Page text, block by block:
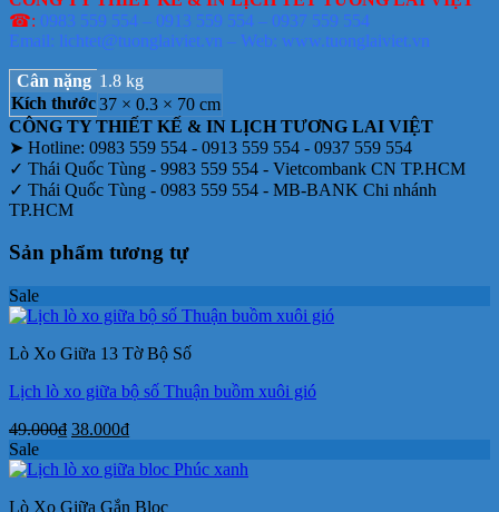
☎: 0983 559 554 – 0913 559 554 – 0937 559 554
Email: lichtet@tuonglaiviet.vn – Web: www.tuonglaiviet.vn
Cân nặng 1.8 kg
Kích thước37 × 0.3 × 70 cm
CÔNG TY THIẾT KẾ & IN LỊCH TƯƠNG LAI VIỆT
➤ Hotline: 0983 559 554 - 0913 559 554 - 0937 559 554
✓ Thái Quốc Tùng - 9983 559 554 - Vietcombank CN TP.HCM
✓ Thái Quốc Tùng - 0983 559 554 - MB-BANK Chi nhánh
TP.HCM
Sản phẩm tương tự
Sale
Lò Xo Giữa 13 Tờ Bộ Số
Lịch lò xo giữa bộ số Thuận buồm xuôi gió
49.000₫ Giá
là:
38.000₫Giá
tại
38.000₫.
Sale
Lò Xo Giữa Gắn Bloc